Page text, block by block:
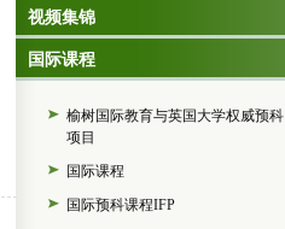
视频集锦
国际课程
榆树国际教育与英国大学权威预科
项目
国际课程
国际预科课程IFP